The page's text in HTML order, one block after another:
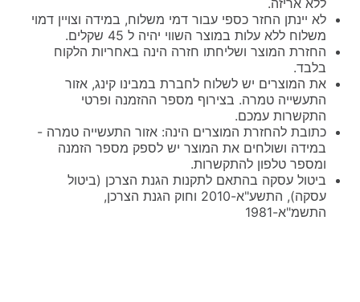
ללא אריזה.
לא יינתן החזר כספי עבור דמי משלוח, במידה וצויין דמוי
משלוח ללא עלות במוצר השווי יהיה ל 45 שקלים.
החזרת המוצר ושליחתו חזרה הינה באחריות הלקוח
בלבד.
את המוצרים יש לשלוח לחברת במבינו קינג, אזור
התעשייה טמרה. בצירוף מספר ההזמנה ופרטי
התקשרות עמכם.
כתובת להחזרת המוצרים הינה: אזור התעשייה טמרה -
במידה ושולחים את המוצר יש לספק מספר הזמנה
ומספר טלפון להתקשרות.
ביטול עסקה בהתאם לתקנות הגנת הצרכן (ביטול
עסקה), התשע"א-2010 וחוק הגנת הצרכן,
התשמ"א-1981